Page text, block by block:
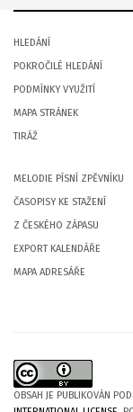
HLEDÁNÍ
POKROČILÉ HLEDÁNÍ
PODMÍNKY VYUŽITÍ
MAPA STRÁNEK
TIRÁŽ
MELODIE PÍSNÍ ZPĚVNÍKU
ČASOPISY KE STAŽENÍ
Z ČESKÉHO ZÁPASU
EXPORT KALENDÁŘE
MAPA ADRESÁŘE
OBSAH JE PUBLIKOVÁN